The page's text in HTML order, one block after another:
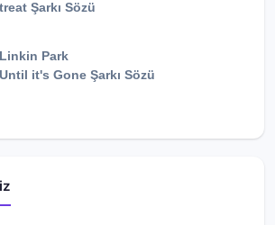
treat Şarkı Sözü
Linkin Park
Until it's Gone Şarkı Sözü